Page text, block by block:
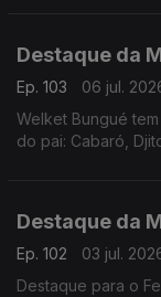
Destaque da
Ep. 103
06 jul.
Welket Bungué
do pai: Cabaró, Djito Tem! Lança também um ensaio académico
Destaque da
Ep. 102
03 jul.
Destaque para o